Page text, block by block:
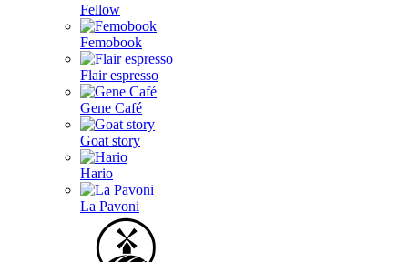
Fellow
Femobook
Flair espresso
Gene Café
Goat story
Hario
La Pavoni